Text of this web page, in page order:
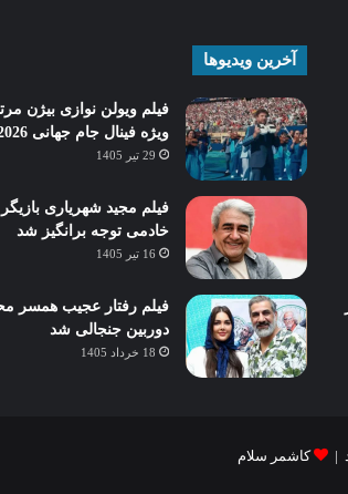
آخرین ویدیوها
فیلم ویولن نوازی بیژن
ویژه فینال جام جهانی 2026
29 تیر 1405
فیلم مجید شهریاری
خادمی توجه برانگیز شد
16 تیر 1405
فیلم رفتار عجیب همسر
دوربین جنجالی شد
18 خرداد 1405
کاشمر سلام